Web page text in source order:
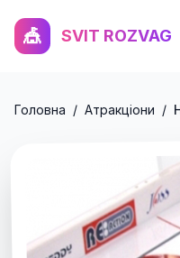
🎪 SVIT ROZVAG
Головна / Атракціони /